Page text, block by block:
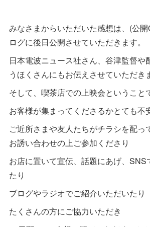
みなさまからいただいた感想は、(公
ログに後日公開させていただきます。
日本電波ニュース社さん、谷津監督や
うほくさんにもお伝えさせていただき
そして、喫茶店での上映会ということ
お客様が集まってくださるかとても不
ご近所さまや友人たちがチラシを配っ
お誘い合わせの上ご参加くださり
お店に置いて宣伝、話題にあげ、SNS
たり
ブログやラジオでご紹介いただいたり
たくさんの方にご協力いただき